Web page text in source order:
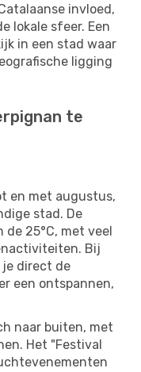
invloed,
lokale sfeer. Een
in een stad waar
ligging
te
en met augustus,
stad. De
25°C, met veel
Bij
je direct de
een ontspannen,
naar buiten, met
Het "Festival